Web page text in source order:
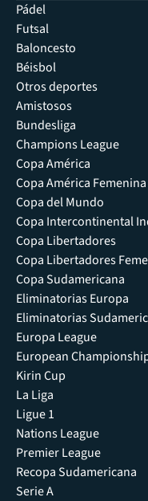
Pádel
Futsal
Baloncesto
Béisbol
Otros deportes
Amistosos
Bundesliga
Champions League
Copa América
Copa América Femenina
Copa del Mundo
Copa Intercontinental
Copa Libertadores
Copa Libertadores
Copa Sudamericana
Eliminatorias Europa
Eliminatorias
Europa League
European
Kirin Cup
La Liga
Ligue 1
Nations League
Premier League
Recopa Sudamericana
Serie A